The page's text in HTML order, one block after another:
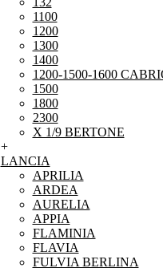
1100
1200
1300
1400
1200-1500-1600
1500
1800
2300
X 1/9 BERTONE
+
LANCIA
APRILIA
ARDEA
AURELIA
APPIA
FLAMINIA
FLAVIA
FULVIA BERLINA